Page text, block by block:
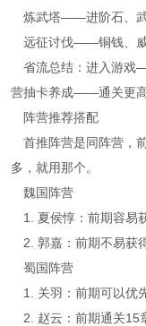
炼武塔——进阶石、
远征讨伐——铜钱、
省流总结：进入游
营抽卡养成——通关更
阵营推荐搭配
首推阵营是同阵营，
多，就用那个。
魏国阵营
1. 夏侯惇：前期容易
2. 郭嘉：前期不易获
蜀国阵营
1. 关羽：前期可以优
2. 赵云：前期通关15